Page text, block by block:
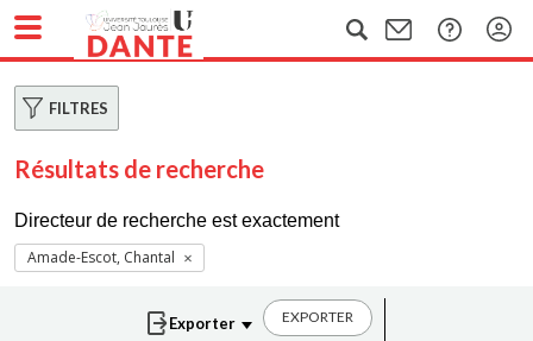
FILTRES
Résultats de recherche
Directeur de recherche est exactement
Amade-Escot, Chantal
EXPORTER